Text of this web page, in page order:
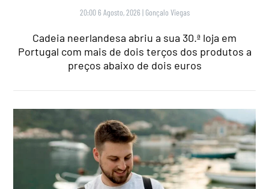
20:00 6 Agosto, 2026 | Gonçalo Viegas
Cadeia neerlandesa abriu a sua 30.ª loja em
Portugal com mais de dois terços dos produtos a
preços abaixo de dois euros